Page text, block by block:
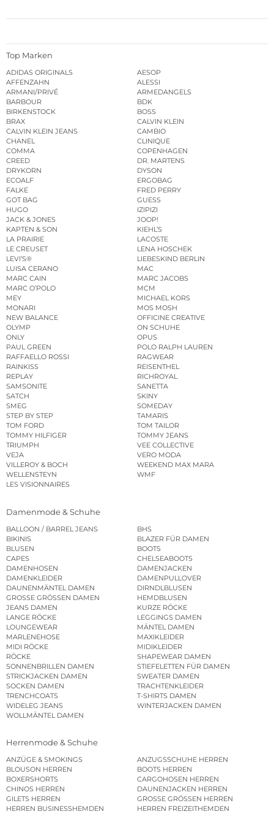
Top Marken
ADIDAS ORIGINALS
AESOP
AFFENZAHN
ALESSI
ARMANI/PRIVÉ
ARMEDANGELS
BARBOUR
BDK
BIRKENSTOCK
BOSS
BRAX
CALVIN KLEIN
CALVIN KLEIN JEANS
CAMBIO
CHANEL
CLINIQUE
COMMA
COPENHAGEN
CREED
DR. MARTENS
DRYKORN
DYSON
ECOALF
ERGOBAG
FALKE
FRED PERRY
GOT BAG
GUESS
HUGO
IZIPIZI
JACK & JONES
JOOP!
KAPTEN & SON
KIEHL’S
LA PRAIRIE
LACOSTE
LE CREUSET
LENA HOSCHEK
LEVI’S®
LIEBESKIND BERLIN
LUISA CERANO
MAC
MARC CAIN
MARC JACOBS
MARC O’POLO
MCM
MEY
MICHAEL KORS
MONARI
MOS MOSH
NEW BALANCE
OFFICINE CREATIVE
OLYMP
ON SCHUHE
ONLY
OPUS
PAUL GREEN
POLO RALPH LAUREN
RAFFAELLO ROSSI
RAGWEAR
RAINKISS
REISENTHEL
REPLAY
RICHROYAL
SAMSONITE
SANETTA
SATCH
SKINY
SMEG
SOMEDAY
STEP BY STEP
TAMARIS
TOM FORD
TOM TAILOR
TOMMY HILFIGER
TOMMY JEANS
TRIUMPH
VEE COLLECTIVE
VEJA
VERO MODA
VILLEROY & BOCH
WEEKEND MAX MARA
WELLENSTEYN
WMF
LES VISIONNAIRES
Damenmode & Schuhe
BALLOON / BARREL JEANS
BHS
BIKINIS
BLAZER FÜR DAMEN
BLUSEN
BOOTS
CAPES
CHELSEABOOTS
DAMENHOSEN
DAMENJACKEN
DAMENKLEIDER
DAMENPULLOVER
DAUNENMÄNTEL DAMEN
DIRNDLBLUSEN
GROSSE GRÖSSEN DAMEN
HEMDBLUSEN
JEANS DAMEN
KURZE RÖCKE
LANGE RÖCKE
LEGGINGS DAMEN
LOUNGEWEAR
MÄNTEL DAMEN
MARLENEHOSE
MAXIKLEIDER
MIDI RÖCKE
MIDIKLEIDER
RÖCKE
SHAPEWEAR DAMEN
SONNENBRILLEN DAMEN
STIEFELETTEN FÜR DAMEN
STRICKJACKEN DAMEN
SWEATER DAMEN
SOCKEN DAMEN
TRACHTENKLEIDER
TRENCHCOATS
T-SHIRTS DAMEN
WIDELEG JEANS
WINTERJACKEN DAMEN
WOLLMÄNTEL DAMEN
Herrenmode & Schuhe
ANZÜGE & SMOKINGS
ANZUGSSCHUHE HERREN
BLOUSON HERREN
BOOTS HERREN
BOXERSHORTS
CARGOHOSEN HERREN
CHINOS HERREN
DAUNENJACKEN HERREN
GILETS HERREN
GROSSE GRÖSSEN HERREN
HERREN BUSINESSHEMDEN
HERREN FREIZEITHEMDEN